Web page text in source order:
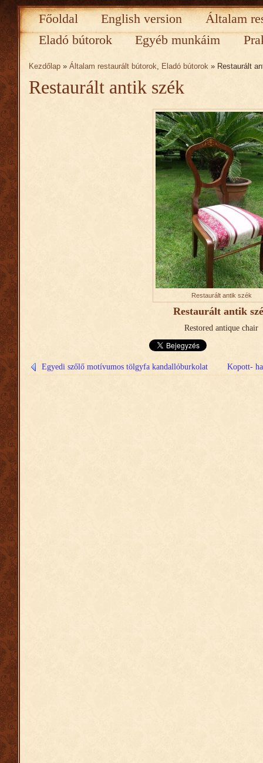
Főoldal English version
Általam
Eladó bútorok
Egyéb munkáim
Kezdőlap » Általam restaurált bútorok, Eladó bútorok » Restaurált
Restaurált antik szék
Restaurált antik szék
Restaurált antik
Restored antique chair
Egyedi szőlő motívumos tölgyfa kandallóburkolat Kopott-